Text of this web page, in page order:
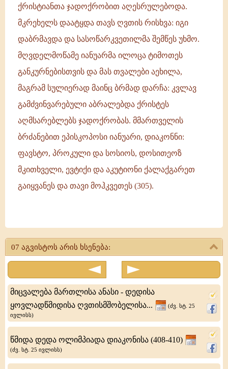
ქრისტიანთა ჯადოქრობით აღესრულებოდა.
მკრეხელს დაატყდა თავს ღვთის რისხვა: იგი
დაბრმავდა და სასოწარკვეთილმა შემწეს უხმო.
მღვდელმოწამე იანუარმა ილოცა ტიმოთეს
განკურნებისთვის და მას თვალები აეხილა,
მაგრამ სულიერად მაინც ბრმად დარჩა: კვლავ
გამძვინვარებული აბრალებდა ქრისტეს
აღმსარებლებს ჯადოქრობას. მმართველის
ბრძანებით ეპისკოპოსი იანუარი, დიაკონნი:
ფავსტო, პროკული და სოსიოს, დოსითეოზ
მკითხველი, ევტიქი და აკუტიონი ქალაქგარეთ
გაიყვანეს და თავი მოჰკვეთეს (305).
ეპისკოპოსი
მის
წამებულნი:
პროკულე
და
07 აგვისტოს არის ხსენება:
მიცვალება მართლისა ანასი - დედისა
ყოვლადწმიდისა ღვთისმშობელისა...
(ძვ. სტ. 25
ივლისს)
წმიდა დედა ოლიმპიადა დიაკონისა (408-410)
(ძვ. სტ. 25 ივლისს)